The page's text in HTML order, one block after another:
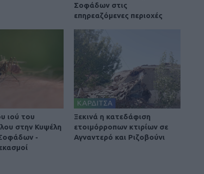
Σοφάδων στις
επηρεαζόμενες περιοχές
ιού του
στην Κυψέλη
-
ΚΑΡΔΙΤΣΑ
Ξεκινά η κατεδάφιση
ετοιμόρροπων κτιρίων σε
Αγναντερό και Ριζοβούνι